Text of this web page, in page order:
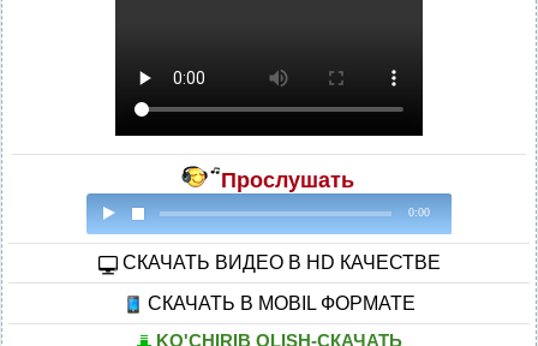
Прослушать
0:00
CКАЧАТЬ ВИДЕО В HD КАЧЕСТВЕ
СКАЧАТЬ В MOBIL ФОРМАТЕ
KO'CHIRIB OLISH-СКАЧАТЬ